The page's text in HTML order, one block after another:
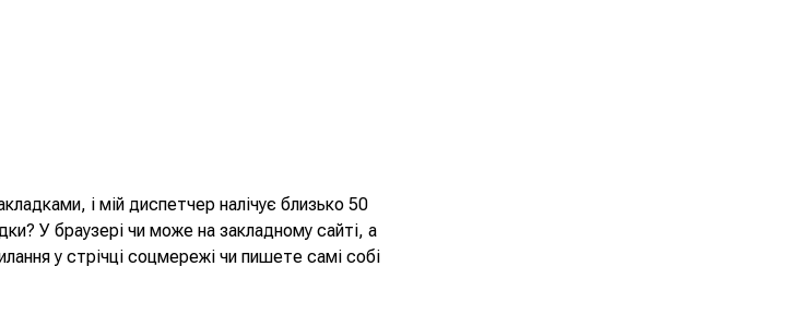
і мій диспетчер налічує близько 50
У браузері чи може на закладному сайті, а
у стрічці соцмережі чи пишете самі собі